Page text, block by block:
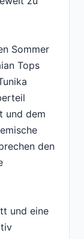
Sommer
Tops
und dem
den
und eine